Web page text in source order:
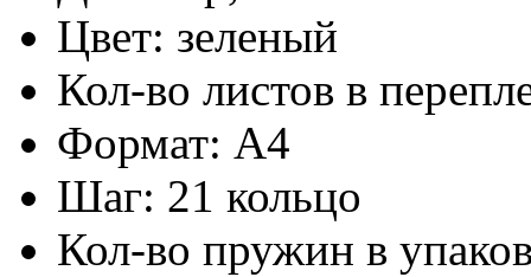
Цвет: зеленый
Кол-во листов в
Формат: А4
Шаг: 21 кольцо
Кол-во пружин в